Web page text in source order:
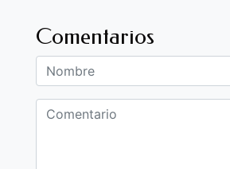
Comentarios